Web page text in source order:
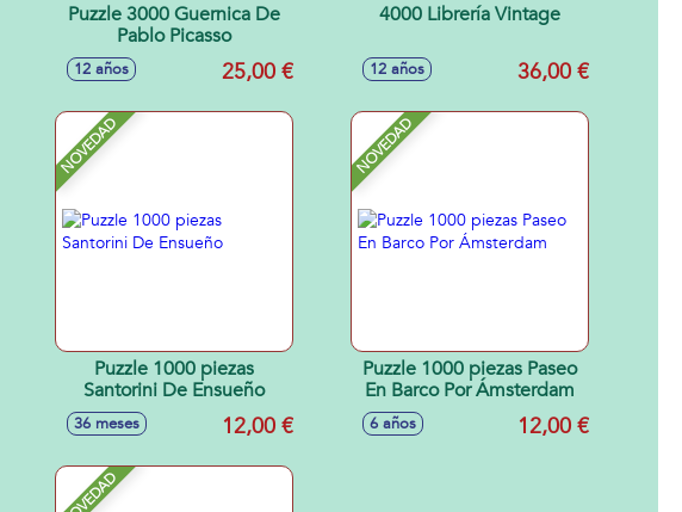
Puzzle 3000 Guernica De
Pablo Picasso
12 años 25,00 €
4000 Librería Vintage
12 años 36,00 €
NOVEDAD
Puzzle 1000 piezas
Santorini De Ensueño
36 meses 12,00 €
NOVEDAD
Puzzle 1000 piezas Paseo
En Barco Por Ámsterdam
6 años 12,00 €